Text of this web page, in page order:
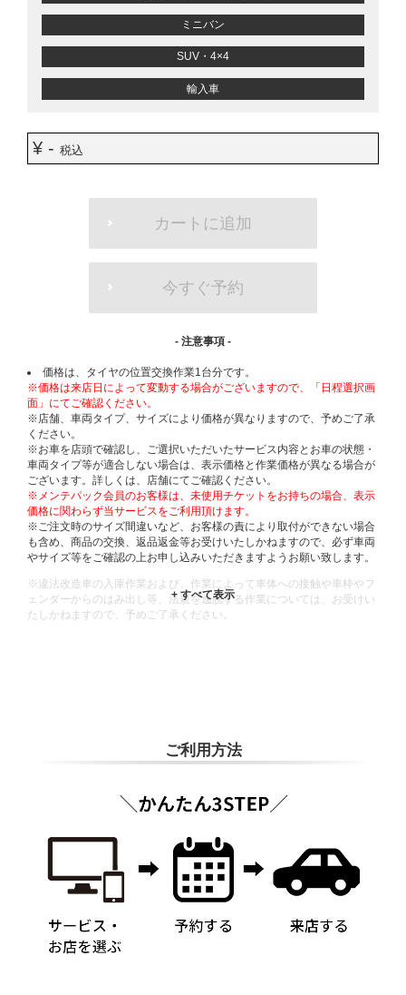
ミニバン
SUV・4×4
輸入車
¥ - 税込
OPTIONS
カートに追加
今すぐ予約
- 注意事項 -
価格は、タイヤの位置交換作業1台分です。
※価格は来店日によって変動する場合がございますので、「日程選択画
面」にてご確認ください。
※店舗、車両タイプ、サイズにより価格が異なりますので、予めご了承
ください。
※お車を店頭で確認し、ご選択いただいたサービス内容とお車の状態・
車両タイプ等が適合しない場合は、表示価格と作業価格が異なる場合が
ございます。詳しくは、店舗にてご確認ください。
※メンテパック会員のお客様は、未使用チケットをお持ちの場合、表示
価格に関わらず当サービスをご利用頂けます。
※ご注文時のサイズ間違いなど、お客様の責により取付ができない場合
も含め、商品の交換、返品返金等お受けいたしかねますので、必ず車両
やサイズ等をご確認の上お申し込みいただきますようお願い致します。
※違法改造車の入庫作業および、作業によって車体への接触や車枠やフ
ェンダーからのはみ出し等、法規を逸脱する作業については、お受けい
たしかねますので、予めご了承ください。
ご利用方法